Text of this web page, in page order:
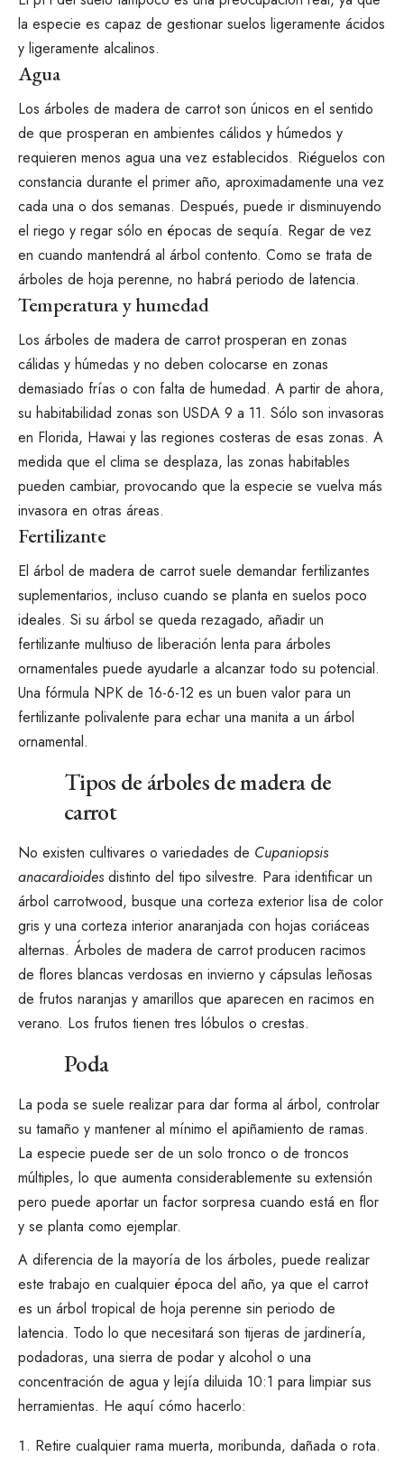
la especie es capaz de gestionar suelos ligeramente ácidos
y ligeramente alcalinos.
Agua
Los árboles de madera de carrot son únicos en el sentido
de que prosperan en ambientes cálidos y húmedos y
requieren menos agua una vez establecidos. Riéguelos con
constancia durante el primer año, aproximadamente una vez
cada una o dos semanas. Después, puede ir disminuyendo
el riego y regar sólo en épocas de sequía. Regar de vez
en cuando mantendrá al árbol contento. Como se trata de
árboles de hoja perenne, no habrá periodo de latencia.
Temperatura y humedad
Los árboles de madera de carrot prosperan en zonas
cálidas y húmedas y no deben colocarse en zonas
demasiado frías o con falta de humedad. A partir de ahora,
su habitabilidad zonas son USDA 9 a 11. Sólo son invasoras
en Florida, Hawai y las regiones costeras de esas zonas. A
medida que el clima se desplaza, las zonas habitables
pueden cambiar, provocando que la especie se vuelva más
invasora en otras áreas.
Fertilizante
El árbol de madera de carrot suele demandar fertilizantes
suplementarios, incluso cuando se planta en suelos poco
ideales. Si su árbol se queda rezagado, añadir un
fertilizante multiuso de liberación lenta para árboles
ornamentales puede ayudarle a alcanzar todo su potencial.
Una fórmula NPK de 16-6-12 es un buen valor para un
fertilizante polivalente para echar una manita a un árbol
ornamental.
Tipos de árboles de madera de
carrot
No existen cultivares o variedades de Cupaniopsis
anacardioidesdistinto del tipo silvestre. Para identificar un
árbol carrotwood, busque una corteza exterior lisa de color
gris y una corteza interior anaranjada con hojas coriáceas
alternas. Árboles de madera de carrot producen racimos
de flores blancas verdosas en invierno y cápsulas leñosas
de frutos naranjas y amarillos que aparecen en racimos en
verano. Los frutos tienen tres lóbulos o crestas.
Poda
La poda se suele realizar para dar forma al árbol, controlar
su tamaño y mantener al mínimo el apiñamiento de ramas.
La especie puede ser de un solo tronco o de troncos
múltiples, lo que aumenta considerablemente su extensión
pero puede aportar un factor sorpresa cuando está en flor
y se planta como ejemplar.
A diferencia de la mayoría de los árboles, puede realizar
este trabajo en cualquier época del año, ya que el carrot
es un árbol tropical de hoja perenne sin periodo de
latencia. Todo lo que necesitará son tijeras de jardinería,
podadoras, una sierra de podar y alcohol o una
concentración de agua y lejía diluida 10:1 para limpiar sus
herramientas. He aquí cómo hacerlo:
Retire cualquier rama muerta, moribunda, dañada o rota.